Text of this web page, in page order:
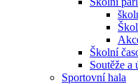
Školní
Soutěže a
Sportovní hala